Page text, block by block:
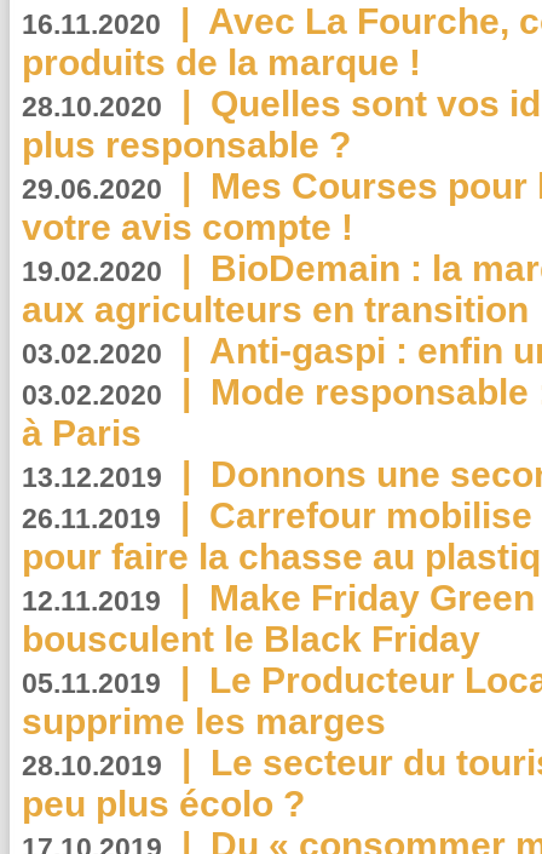
16.11.2020 | Avec La Fourche,
produits de la marque !
28.10.2020 | Quelles sont vos
plus responsable ?
29.06.2020 | Mes Courses pour
votre avis compte !
19.02.2020 | BioDemain : la
aux agriculteurs en transition
03.02.2020 | Anti-gaspi : enfin
03.02.2020 | Mode
à Paris
13.12.2019 | Donnons une
26.11.2019 | Carrefour
pour faire la chasse au
12.11.2019 | Make Friday
bousculent le Black Friday
05.11.2019 | Le Producteur
supprime les marges
28.10.2019 | Le secteur du
peu plus écolo ?
| Du « consommer